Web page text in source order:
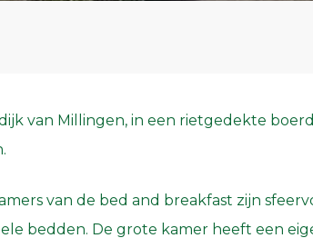
van Millingen, in een rietgedekte
van de bed and breakfast zijn
bedden. De grote kamer heeft een